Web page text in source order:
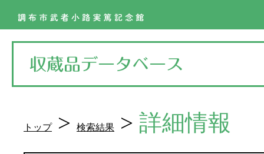
トップ> 検索結果 > 詳細情報